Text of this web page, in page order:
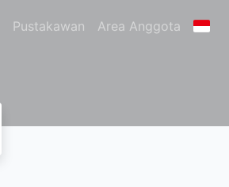
Pustakawan Area Anggota